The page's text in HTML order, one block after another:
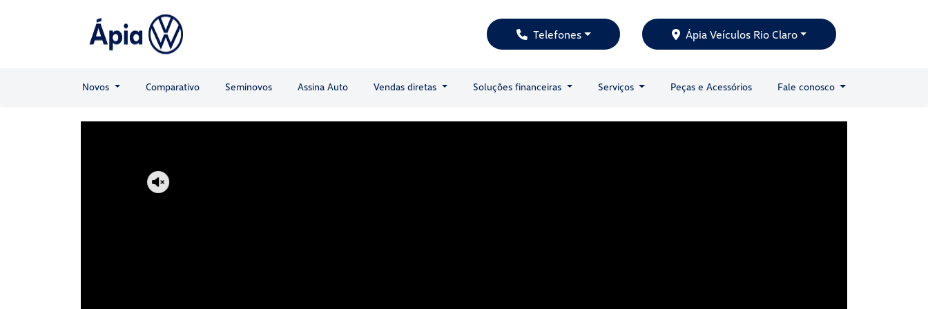
Telefones Ápia Veículos Rio Claro
Novos Comparativo Seminovos Assina Auto Vendas diretas Soluções financeiras Serviços Peças e Acessórios Fale conosco